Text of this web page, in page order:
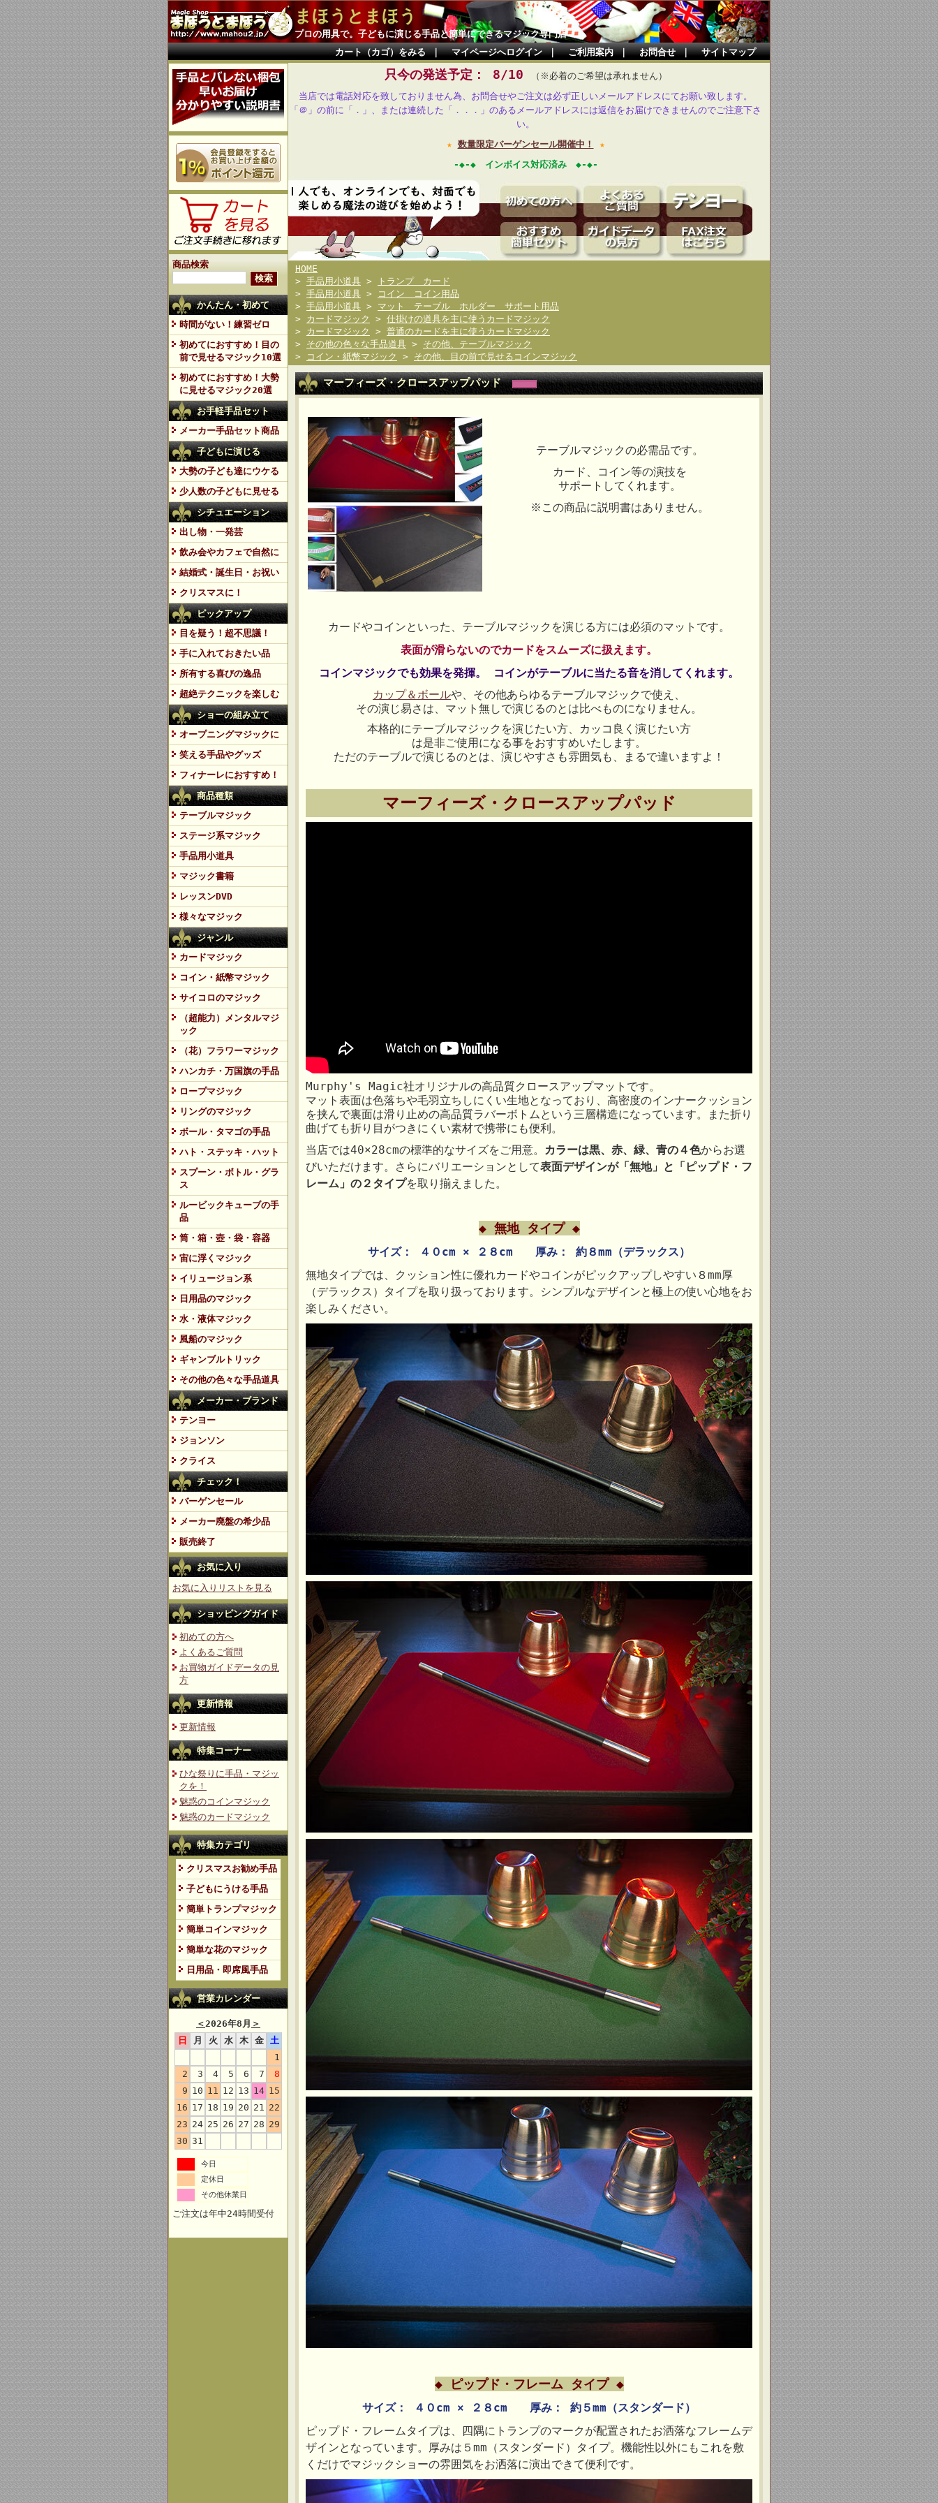
まほうとまほう
プロの用具で。子どもに演じる手品と簡単にできるマジック専門店
カート（カゴ）をみる｜ マイページへログイン｜ ご利用案内｜ お問合せ｜ サイトマップ
商品検索
かんたん・初めて
時間がない！練習ゼロ
初めてにおすすめ！目の
前で見せるマジック10選
初めてにおすすめ！大勢
に見せるマジック20選
お手軽手品セット
メーカー手品セット商品
子どもに演じる
大勢の子ども達にウケる
少人数の子どもに見せる
シチュエーション
出し物・一発芸
飲み会やカフェで自然に
結婚式・誕生日・お祝い
クリスマスに！
ピックアップ
目を疑う！超不思議！
手に入れておきたい品
所有する喜びの逸品
超絶テクニックを楽しむ
ショーの組み立て
オープニングマジックに
笑える手品やグッズ
フィナーレにおすすめ！
商品種類
テーブルマジック
ステージ系マジック
手品用小道具
マジック書籍
レッスンDVD
様々なマジック
ジャンル
カードマジック
コイン・紙幣マジック
サイコロのマジック
（超能力）メンタルマジ
ック
（花）フラワーマジック
ハンカチ・万国旗の手品
ロープマジック
リングのマジック
ボール・タマゴの手品
ハト・ステッキ・ハット
スプーン・ボトル・グラ
ス
ルービックキューブの手
品
筒・箱・壺・袋・容器
宙に浮くマジック
イリュージョン系
日用品のマジック
水・液体マジック
風船のマジック
ギャンブルトリック
その他の色々な手品道具
メーカー・ブランド
テンヨー
ジョンソン
クライス
チェック！
バーゲンセール
メーカー廃盤の希少品
販売終了
お気に入り
お気に入りリストを見る
ショッピングガイド
初めての方へ
よくあるご質問
お買物ガイドデータの見
方
更新情報
更新情報
特集コーナー
ひな祭りに手品・マジッ
クを！
魅惑のコインマジック
魅惑のカードマジック
特集カテゴリ
クリスマスお勧め手品
子どもにうける手品
簡単トランプマジック
簡単コインマジック
簡単な花のマジック
日用品・即席風手品
営業カレンダー
＜2026年8月 ＞
日
月 火 水 木 金
土
1
2
3 4 5 6 7
8
9 10 11 12 13 14 15
16 17 18 19 20 21 22
23 24 25 26 27 28 29
30 31
今日
定休日
その他休業日
ご注文は年中24時間受付
只今の発送予定： 8/10
（※必着のご希望は承れません）
当店では電話対応を致しておりません為、お問合せやご注文は必ず正しいメールアドレスにてお願い致します。
「＠」の前に「．」、または連続した「．．．」のあるメールアドレスには返信をお届けできませんのでご注意下さ
い。
★ 数量限定バーゲンセール開催中！
★
-◆-◆ インボイス対応済み ◆-◆-
HOME
> 手品用小道具 >
トランプ カード
> 手品用小道具 >
コイン コイン用品
> 手品用小道具 > マット テーブル ホルダー サポート用品
>
カードマジック > 仕掛けの道具を主に使うカードマジック
>
カードマジック > 普通のカードを主に使うカードマジック
> その他の色々な手品道具 > その他、テーブルマジック
>
コイン・紙幣マジック > その他、目の前で見せるコインマジック
マーフィーズ・クロースアップパッド
テーブルマジックの必需品です。
カード、コイン等の演技を
サポートしてくれます。
※この商品に説明書はありません。
カードやコインといった、テーブルマジックを演じる方には必須のマットです。
表面が滑らないのでカードをスムーズに扱えます。
コインマジックでも効果を発揮。 コインがテーブルに当たる音を消してくれます。
カップ＆ボールや、その他あらゆるテーブルマジックで使え、
その演じ易さは、マット無しで演じるのとは比べものになりません。
本格的にテーブルマジックを演じたい方、カッコ良く演じたい方
は是非ご使用になる事をおすすめいたします。
ただのテーブルで演じるのとは、演じやすさも雰囲気も、まるで違いますよ！
マーフィーズ・クロースアップパッド
Murphy's Magic社オリジナルの高品質クロースアップマットです。
マット表面は色落ちや毛羽立ちしにくい生地となっており、高密度のインナークッション
を挟んで裏面は滑り止めの高品質ラバーボトムという三層構造になっています。また折り
曲げても折り目がつきにくい素材で携帯にも便利。
当店では40×28cmの標準的なサイズをご用意。
カラーは黒、赤、緑、青の４色からお選
びいただけます。さらにバリエーションとして表面デザインが「無地」と「ピップド・フ
レーム」の２タイプを取り揃えました。
◆ 無地 タイプ ◆
サイズ： ４０cm × ２８cm 厚み： 約８mm（デラックス）
無地タイプでは、クッション性に優れカードやコインがピックアップしやすい８mm厚
（デラックス）タイプを取り扱っております。シンプルなデザインと極上の使い心地をお
楽しみください。
◆ ピップド・フレーム タイプ ◆
サイズ： ４０cm × ２８cm 厚み： 約５mm（スタンダード）
ピップド・フレームタイプは、四隅にトランプのマークが配置されたお洒落なフレームデ
ザインとなっています。厚みは５mm（スタンダード）タイプ。機能性以外にもこれを敷
くだけでマジックショーの雰囲気をお洒落に演出できて便利です。